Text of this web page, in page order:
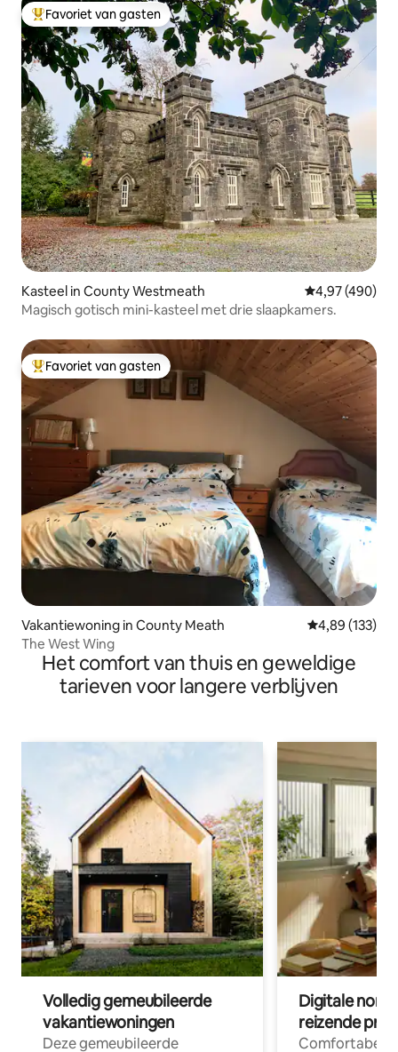
Topfavoriet van gasten
Favoriet van gasten
Kasteel in County Westmeath Gemiddelde
4,97 (490)
Magisch gotisch mini-kasteel met drie slaapkamers.
Topfavoriet van gasten
Favoriet van gasten
Vakantiewoning in County Meath Gemiddelde
4,89 (133)
The West Wing
Het comfort van thuis en geweldige
tarieven voor langere verblijven
Volledig gemeubileerde
vakantiewoningen
Deze gemeubileerde
Digitale
reizende
Comfortabele